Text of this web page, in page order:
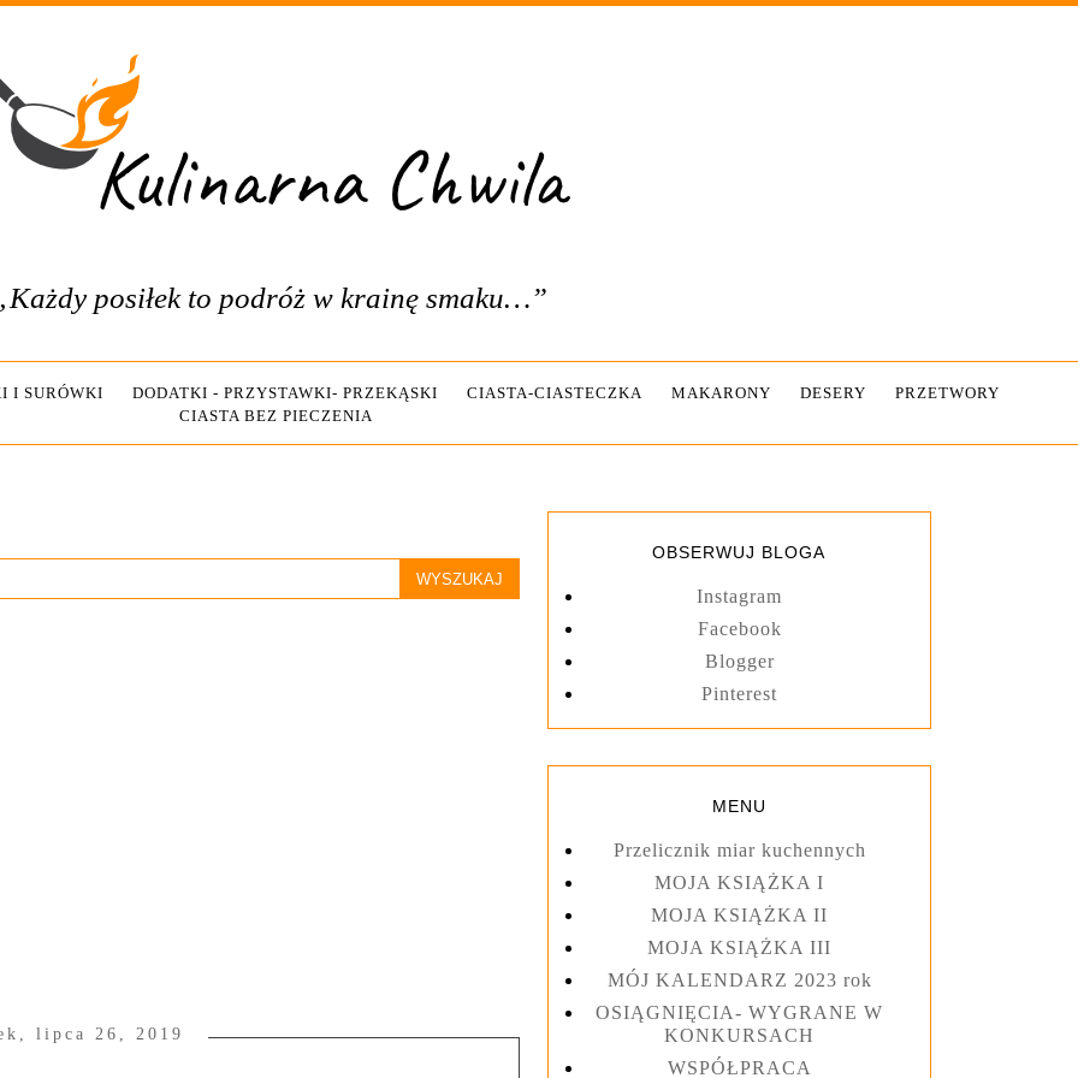
posiłek to podróż w krainę smaku…”
I SURÓWKI DODATKI - PRZYSTAWKI- PRZEKĄSKI CIASTA-CIASTECZKA MAKARONY DESERY
PRZETWORY
CIASTA BEZ PIECZENIA
lipca 26, 2019
OBSERWUJ BLOGA
Instagram
Facebook
Blogger
Pinterest
MENU
Przelicznik miar kuchennych
MOJA KSIĄŻKA I
MOJA KSIĄŻKA II
MOJA KSIĄŻKA III
MÓJ KALENDARZ 2023 rok
OSIĄGNIĘCIA- WYGRANE W
KONKURSACH
WSPÓŁPRACA